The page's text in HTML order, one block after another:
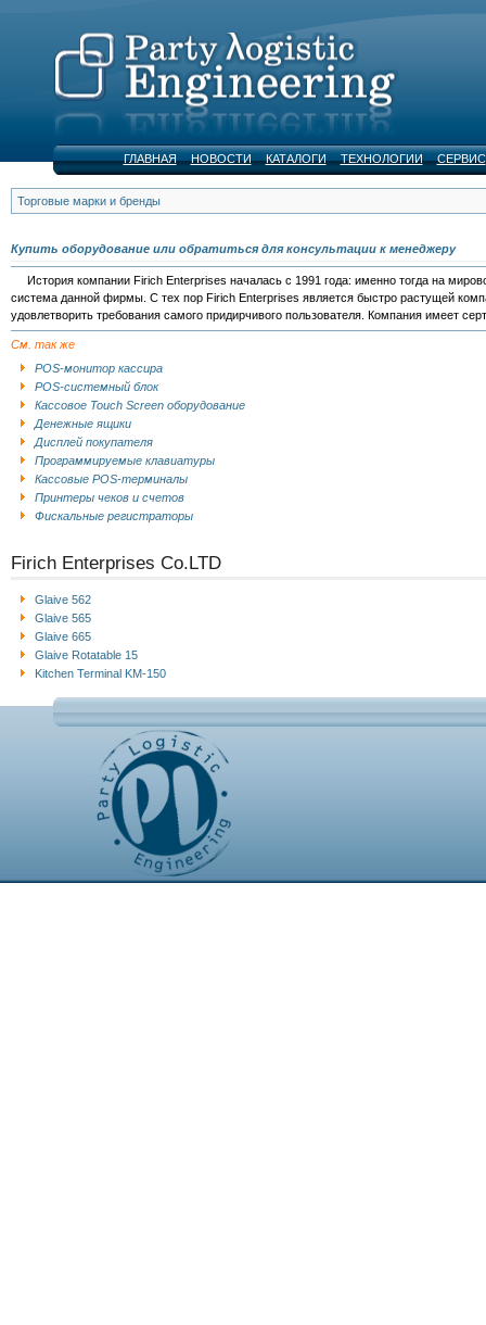
ГЛАВНАЯ НОВОСТИ КАТАЛОГИ ТЕХНОЛОГИИ СЕРВИС
Торговые марки и бренды
Купить оборудование или обратиться для консультации к менеджеру
История компании Firich Enterprises началась с 1991 года: именно тогда на
система данной фирмы. С тех пор Firich Enterprises является быстро растущей
удовлетворить требования самого придирчивого пользователя. Компания имеет
См. так же
POS-монитор кассира
POS-системный блок
Кассовое Touch Screen оборудование
Денежные ящики
Дисплей покупателя
Программируемые клавиатуры
Кассовые POS-терминалы
Принтеры чеков и счетов
Фискальные регистраторы
Firich Enterprises Co.LTD
Glaive 562
Glaive 565
Glaive 665
Glaive Rotatable 15
Kitchen Terminal KM-150